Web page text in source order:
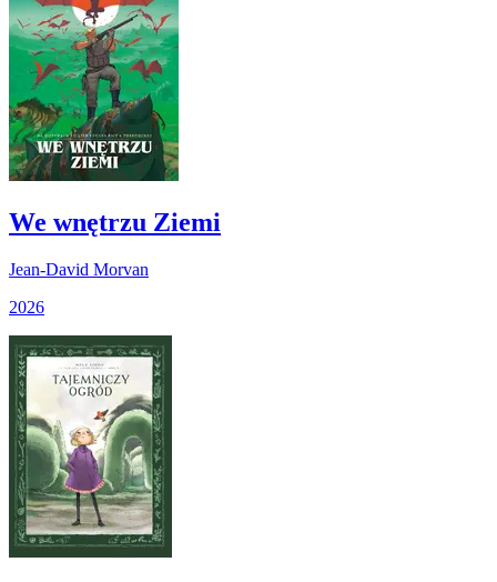
We wnętrzu Ziemi
Jean-David Morvan
2026